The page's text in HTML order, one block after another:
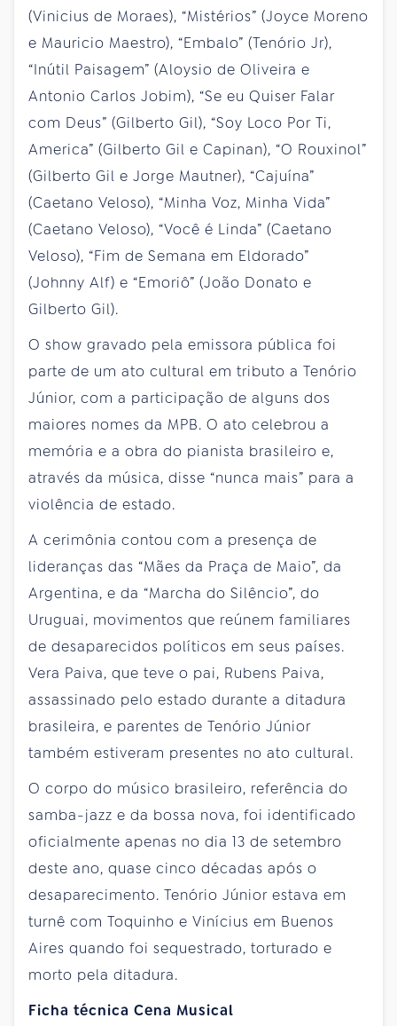
(Vinicius de Moraes), “Mistérios” (Joyce Moreno
e Mauricio Maestro), “Embalo” (Tenório Jr),
“Inútil Paisagem” (Aloysio de Oliveira e
Antonio Carlos Jobim), “Se eu Quiser Falar
com Deus” (Gilberto Gil), “Soy Loco Por Ti,
America” (Gilberto Gil e Capinan), “O Rouxinol”
(Gilberto Gil e Jorge Mautner), “Cajuína”
(Caetano Veloso), “Minha Voz, Minha Vida”
(Caetano Veloso), “Você é Linda” (Caetano
Veloso), “Fim de Semana em Eldorado”
(Johnny Alf) e “Emoriô” (João Donato e
Gilberto Gil).
O show gravado pela emissora pública foi
parte de um ato cultural em tributo a Tenório
Júnior, com a participação de alguns dos
maiores nomes da MPB. O ato celebrou a
memória e a obra do pianista brasileiro e,
através da música, disse “nunca mais” para a
violência de estado.
A cerimônia contou com a presença de
lideranças das “Mães da Praça de Maio”, da
Argentina, e da “Marcha do Silêncio”, do
Uruguai, movimentos que reúnem familiares
de desaparecidos políticos em seus países.
Vera Paiva, que teve o pai, Rubens Paiva,
assassinado pelo estado durante a ditadura
brasileira, e parentes de Tenório Júnior
também estiveram presentes no ato cultural.
O corpo do músico brasileiro, referência do
samba-jazz e da bossa nova, foi identificado
oficialmente apenas no dia 13 de setembro
deste ano, quase cinco décadas após o
desaparecimento. Tenório Júnior estava em
turnê com Toquinho e Vinícius em Buenos
Aires quando foi sequestrado, torturado e
morto pela ditadura.
Ficha técnica Cena Musical